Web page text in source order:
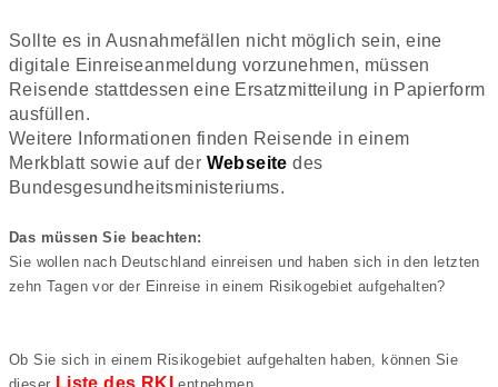
Sollte es in Ausnahmefällen nicht möglich sein, eine
digitale Einreiseanmeldung vorzunehmen, müssen
Reisende stattdessen eine Ersatzmitteilung in Papierform
ausfüllen.
Weitere Informationen finden Reisende in einem
Merkblatt sowie auf der Webseite des
Bundesgesundheitsministeriums.
Sie wollen nach Deutschland einreisen und haben sich in den letzten
Ob Sie sich in einem Risikogebiet aufgehalten haben, können Sie
Liste des RKI